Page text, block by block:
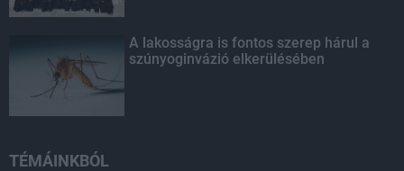
A lakosságra is fontos szerep hárul a
szúnyoginvázió elkerülésében
TÉMÁINKBÓL